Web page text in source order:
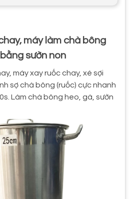
máy làm chà bông
sườn non
máy xay ruốc chay, xé sợi
sợ chà bông (ruốc) cực nhanh
Làm chà bông heo, gà, sườn